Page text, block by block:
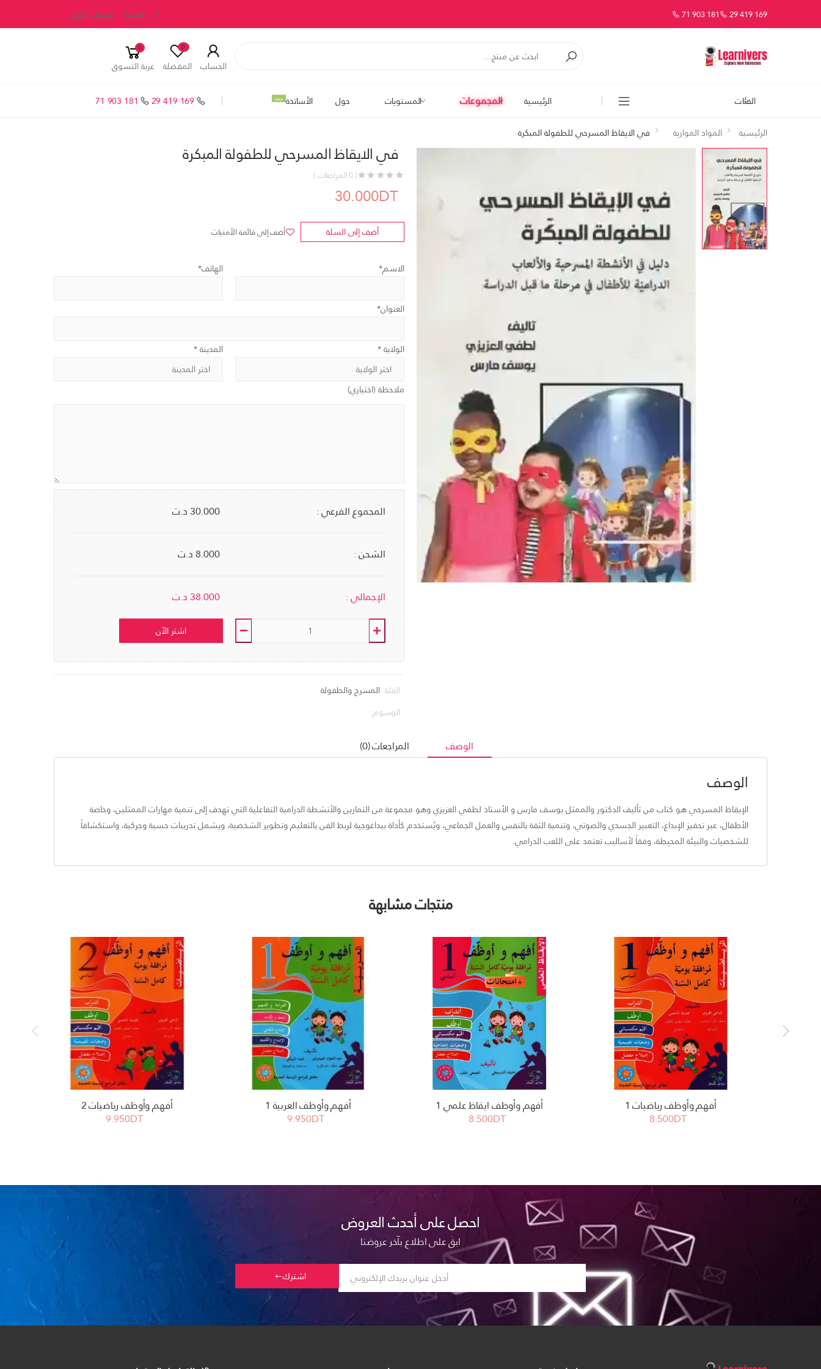
29 419 169
71 903 181 العربية تسجيل الدخول
الحساب
0
المفضلة
0
عربة التسوق
الفئات الرئيسية المجموعات المستويات حول الأساتذة جديد 29 419 169
71 903 181
الرئيسية
المواد الموازية في الايقاظ المسرحي للطفولة المبكرة
في الايقاظ المسرحي للطفولة المبكرة
( 0 المراجعات )
30.000DT
أضف إلى السلة أضف إلى قائمة الأمنيات
الاسم* الهاتف*
العنوان*
الولاية * المدينة *
ملاحظة (اختياري)
المجموع الفرعي : 30.000 د.ت
الشحن : 8.000 د.ت
الإجمالي : 38.000د.ت
اشتر الآن
الفئة:المسرح والطفولة
الوسوم:
الوصف المراجعات (0)
الوصف
الإيقاظ المسرحي هو كتاب من تأليف الدكتور والممثل يوسف مارس و الأستاذ لطفي العزيزي وهو مجموعة من التمارين والأنشطة الدرامية التفاعلية التي تهدف إلى تنمية مهارات الممثلين، وخاصة
الأطفال، عبر تحفيز الإبداع، التعبير الجسدي والصوتي، وتنمية الثقة بالنفس والعمل الجماعي، ويُستخدم كأداة بيداغوجية لربط الفن بالتعليم وتطوير الشخصية، ويشمل تدريبات حسية وحركية، واستكشافاً
للشخصيات والبيئة المحيطة، وفقاً لأساليب تعتمد على اللعب الدرامي.
منتجات مشابهة
أفهم وأوظف رياضيات 1
8.500DT
أفهم وأوظف ايقاظ علمي 1
8.500DT
أفهم وأوظف العربية 1
9.950DT
أفهم وأوظف رياضيات 2
9.950DT
احصل على أحدث العروض
ابقَ على اطلاع بآخر عروضنا
اشترك